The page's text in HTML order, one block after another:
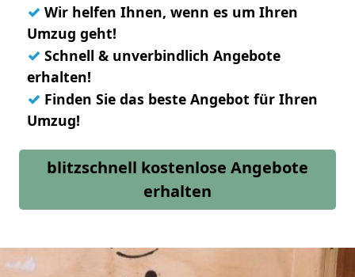
✓ Wir helfen Ihnen, wenn es um Ihren
Umzug geht!
✓ Schnell & unverbindlich Angebote
erhalten!
✓ Finden Sie das beste Angebot für Ihren
Umzug!
blitzschnell kostenlose Angebote
erhalten